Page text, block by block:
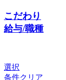
こだわり
給与/職種
選択
条件クリア